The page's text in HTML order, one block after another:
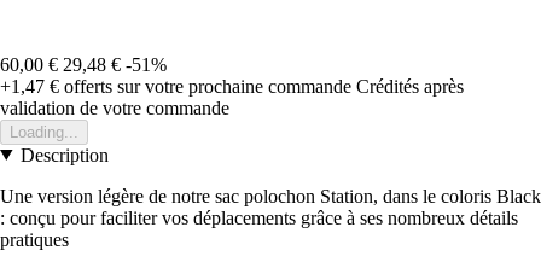
60,00 € 29,48 € -51%
+1,47 € offerts sur votre prochaine commande Crédités après
validation de votre commande
Loading...
Description
Une version légère de notre sac polochon Station, dans le coloris Black
: conçu pour faciliter vos déplacements grâce à ses nombreux détails
pratiques